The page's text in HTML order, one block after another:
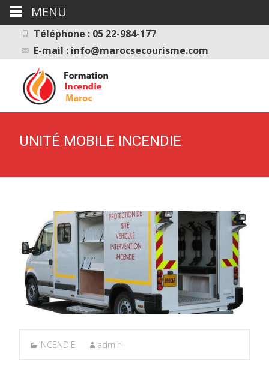
Téléphone : 05 22-984-177
E-mail : info@marocsecourisme.com
UNITÉ MOBILE INCENDIE
INCENDIE admin
MENU